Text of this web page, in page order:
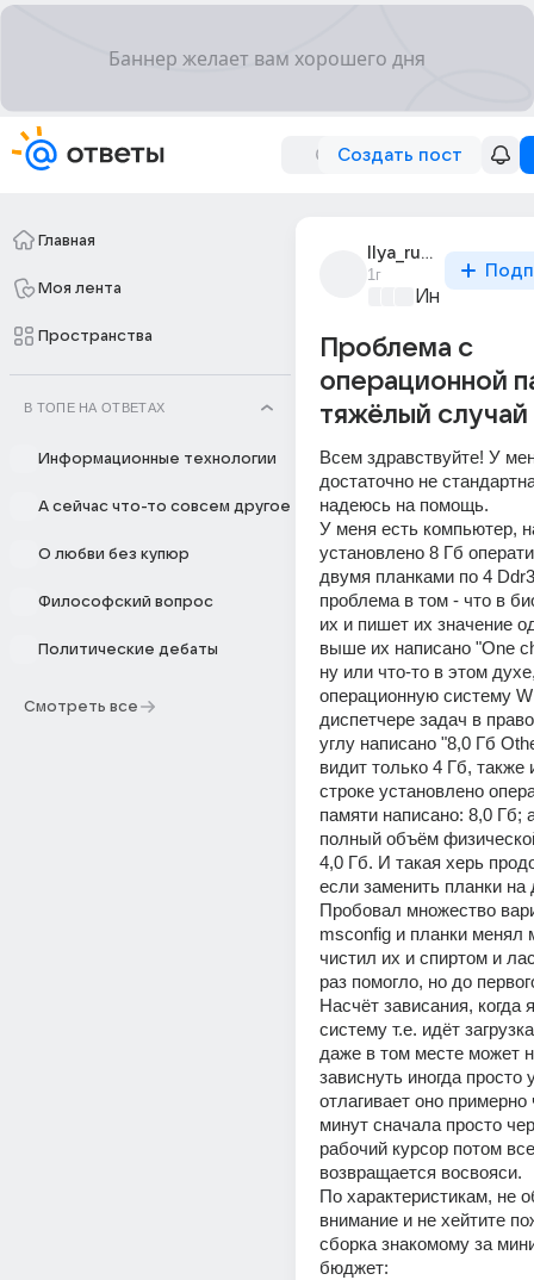
Создать пост
Главная
Моя лента
Пространства
В ТОПЕ НА ОТВЕТАХ
Информационные технологии
А сейчас что-то совсем другое
О любви без купюр
Философский вопрос
Политические дебаты
Смотреть все
llya_runer
1г
Проблема с
операционной
тяжёлый случай
Всем здравствуйте! У
достаточно не
надеюсь на помощь.
У меня есть компьютер,
установлено 8 Гб
двумя планками по 4
проблема в том - что в
их и пишет их значение
выше их написано "One
ну или что-то в этом
операционную систему
диспетчере задач в
углу написано "8,0 Гб
видит только 4 Гб, также
строке установлено
памяти написано: 8,0 Гб;
полный объём
4,0 Гб. И такая херь
если заменить планки на
Пробовал множество
msconfig и планки менял
чистил их и спиртом и
раз помогло, но до
Насчёт зависания, когда
систему т.е. идёт
даже в том месте может
зависнуть иногда просто
отлагивает оно примерно
минут сначала просто
рабочий курсор потом все
возвращается восвояси.
По характеристикам, не
внимание и не хейтите
сборка знакомому за
бюджет: